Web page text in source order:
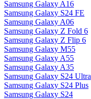
Samsung Galaxy A16
Samsung Galaxy S24 FE
Samsung Galaxy A06
Samsung Galaxy Z Fold 6
Samsung Galaxy Z Flip 6
Samsung Galaxy M55
Samsung Galaxy A55
Samsung Galaxy A35
Samsung Galaxy S24 Ultra
Samsung Galaxy S24 Plus
Samsung Galaxy S24